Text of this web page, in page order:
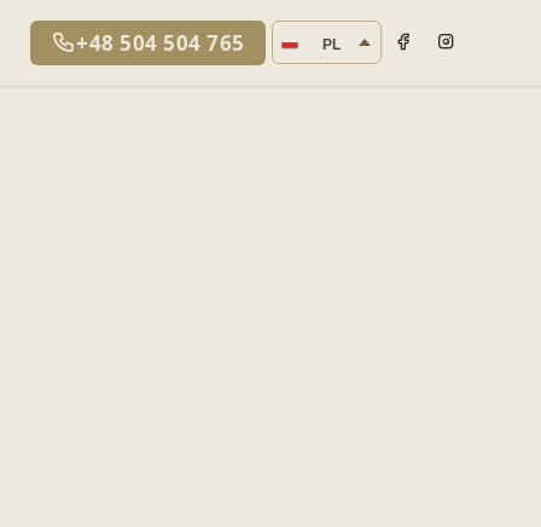
+48 504 504 765 Język strony
PL